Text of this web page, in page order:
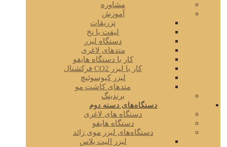
مشاوره
آموزش
تزریقات
لیفت با نخ
دستگاه لیزر
متدهای لاغری
کار با دستگاه هایفو
کار با لیزر CO2 فرکشنال
لیزر کیوسوئیچ
متدهای کاشت مو
برندینگ
دستگاه‌های دسته دوم
دستگاه های لاغری
دستگاه هایفو
دستگاه‌های لیزر موی زائد
لیزر الیت پلاس